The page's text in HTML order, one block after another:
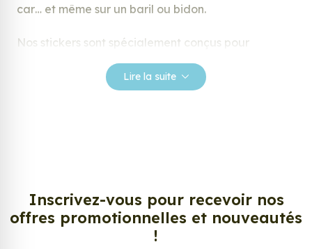
car… et même sur un baril ou bidon.
Nos stickers sont spécialement conçus pour
notre large gamme de stickers.
décorer votre intérieur ou votre véhicule.
Personnalisez la surface de votre choix avec nos
stickers muraux et stickers véhicule. Une solution
Lire la suite
Inscrivez-vous pour recevoir nos
offres promotionnelles et nouveautés
!